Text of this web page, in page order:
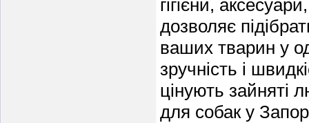
гігієни,
дозволяє
ваших тварин у
зручність і
цінують зайняті
для собак у